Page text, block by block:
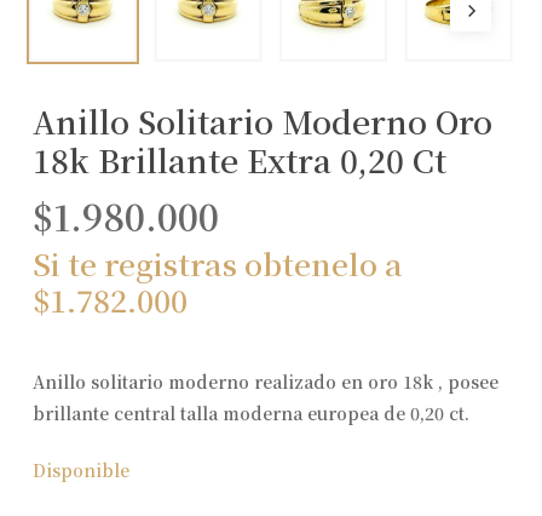
Anillo Solitario Moderno Oro
18k Brillante Extra 0,20 Ct
$1.980.000
Si te registras obtenelo a
$1.782.000
Anillo solitario moderno realizado en oro 18k , posee
brillante central talla moderna europea de 0,20 ct.
Disponible